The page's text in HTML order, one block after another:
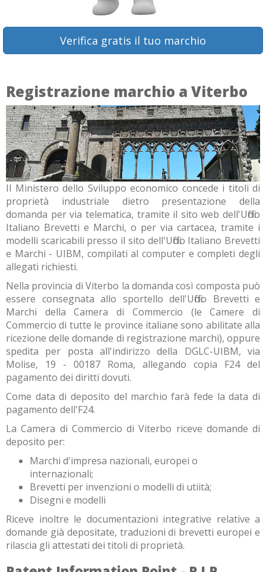
Verifica gratis il tuo marchio
Registrazione marchio a Viterbo
Il Ministero dello Sviluppo economico concede i titoli di
proprietà industriale dietro presentazione della
domanda per via telematica, tramite il sito web dell'Ufficio
Italiano Brevetti e Marchi, o per via cartacea, tramite i
modelli scaricabili presso il sito dell'Ufficio Italiano Brevetti
e Marchi - UIBM, compilati al computer e completi degli
allegati richiesti.
Nella provincia di Viterbo la domanda così composta può
essere consegnata allo sportello dell'Ufficio Brevetti e
Marchi della Camera di Commercio (le Camere di
Commercio di tutte le province italiane sono abilitate alla
ricezione delle domande di registrazione marchi), oppure
spedita per posta all'indirizzo della DGLC-UIBM, via
Molise, 19 - 00187 Roma, allegando copia F24 del
pagamento dei diritti dovuti.
Come data di deposito del marchio farà fede la data di
pagamento dell'F24.
La Camera di Commercio di Viterbo riceve domande di
deposito per:
Marchi d'impresa nazionali, europei o
internazionali;
Brevetti per invenzioni o modelli di utiità;
Disegni e modelli
Riceve inoltre le documentazioni integrative relative a
domande già depositate, traduzioni di brevetti europei e
rilascia gli attestati dei titoli di proprietà.